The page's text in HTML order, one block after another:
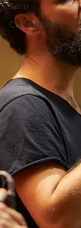
Som
Cerimônias